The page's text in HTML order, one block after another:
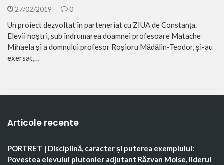
27/02/2019 0
Un proiect dezvoltat în parteneriat cu ZIUA de Constanța.
Elevii noștri, sub îndrumarea doamnei profesoare Matache
Mihaela și a domnului profesor Roșioru Mădălin-Teodor, şi-au
exersat,…
Articole recente
PORTRET | Disciplină, caracter și puterea exemplului:
Povestea elevului plutonier adjutant Răzvan Moise, liderul